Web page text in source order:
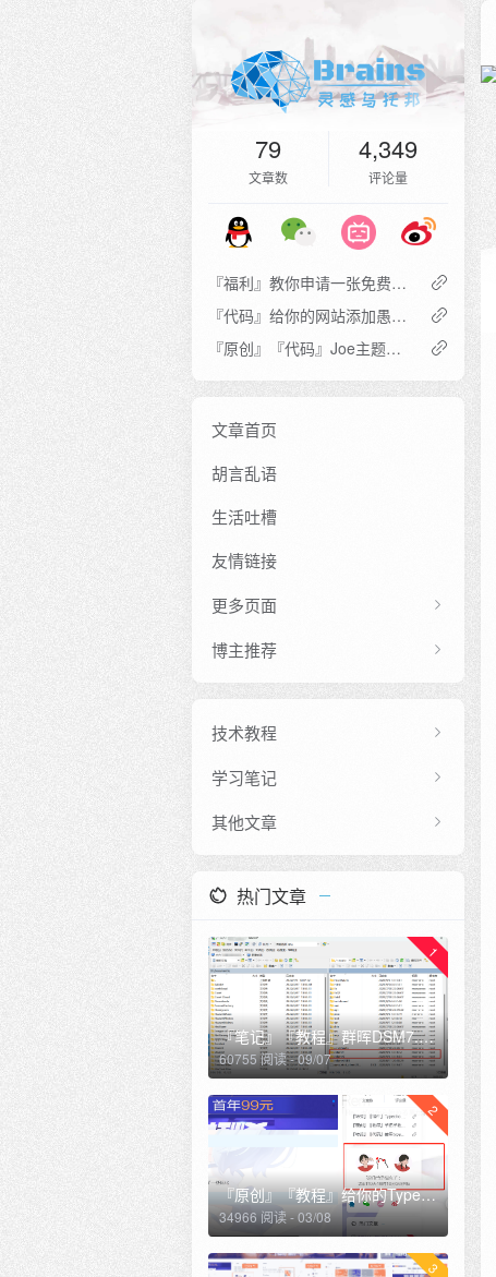
79
文章数
4,349
评论量
『福利』教你申请一张免费的 Mastercard 木质借记卡
『代码』给你的网站添加愚人节彩蛋
『原创』『代码』Joe主题前台登录链接按钮
文章首页
胡言乱语
生活吐槽
友情链接
更多页面
博主推荐
技术教程
学习笔记
其他文章
热门文章
1
『笔记』『教程』群晖DSM7.0.1开启ssh及sftp及root用户登录，访问群辉根目录
60755 阅读 - 09/07
2
『原创』『教程』给你的Typecho博客侧边栏加一个恋爱计时（修复夜间模式样式）
34966 阅读 - 03/08
3